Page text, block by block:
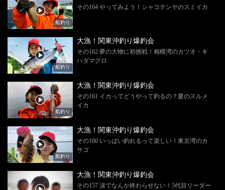
船釣り
その164 やってみよう！シャコテンヤのスミイカ
船釣り
大漁！関東沖釣り爆釣会
その162 夢の大物に初挑戦！相模湾のカツオ・キ
ハダマグロ
船釣り
大漁！関東沖釣り爆釣会
その161 イカってどうやって釣るの？夏のスルメ
イカ
船釣り
大漁！関東沖釣り爆釣会
その160 いっぱい釣れるって楽しい！東京湾のカ
サゴ
大漁！関東沖釣り爆釣会
その157 涙でなんか終わらせない！5代目リーダー